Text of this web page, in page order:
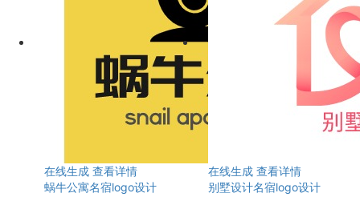
在线生成 查看详情
蜗牛公寓名宿logo设计
在线生成 查看详情
别墅设计名宿logo设计